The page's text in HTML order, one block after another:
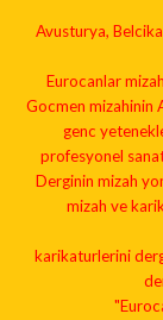
Avusturya,
Eurocanlar
Gocmen mizahinin
genc
profesyonel
Derginin mizah
mizah ve
karikaturlerini